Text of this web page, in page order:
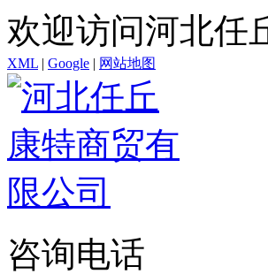
欢迎访问河北任
XML | Google | 网站地图
咨询电话